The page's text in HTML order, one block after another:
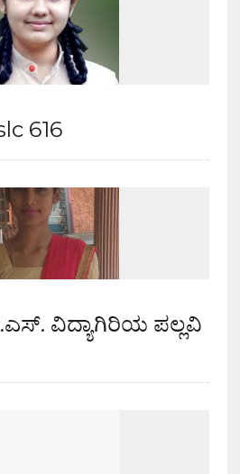
616
ವಿದ್ಯಾಗಿರಿಯ ಪಲ್ಲವಿ